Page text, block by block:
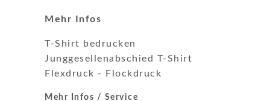
Mehr Infos
T-Shirt bedrucken
Junggesellenabschied T-Shirt
Flexdruck - Flockdruck
Mehr Infos / Service